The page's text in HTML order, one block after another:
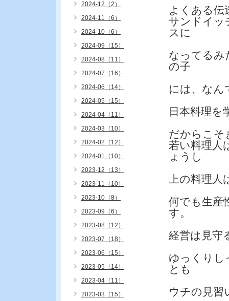
よくある伝
サンドイッ
スに
なってるみ
の子
には、なん
日本料理を
だからこそ
若い料理人
ょうし
上の料理
何でも生産
す。
経営は見守
ゆっくりし
とも
ウチの見習
2024-12（2）
2024-11（6）
2024-10（6）
2024-09（15）
2024-08（11）
2024-07（16）
2024-06（14）
2024-05（15）
2024-04（11）
2024-03（10）
2024-02（12）
2024-01（10）
2023-12（13）
2023-11（10）
2023-10（8）
2023-09（6）
2023-08（12）
2023-07（18）
2023-06（15）
2023-05（14）
2023-04（11）
2023-03（15）